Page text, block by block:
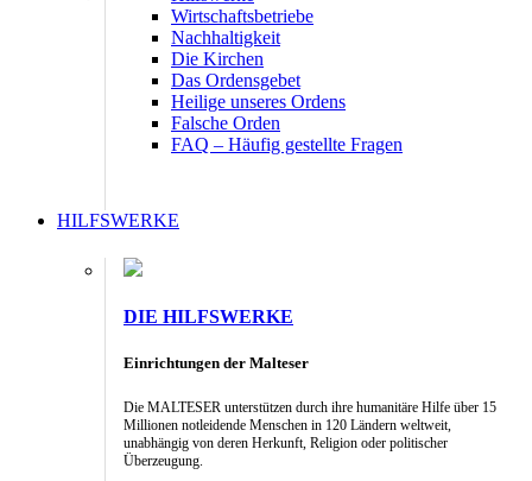
Wirtschaftsbetriebe
Nachhaltigkeit
Die Kirchen
Das Ordensgebet
Heilige unseres Ordens
Falsche Orden
FAQ – Häufig gestellte Fragen
HILFSWERKE
DIE HILFSWERKE
Einrichtungen der Malteser
Die MALTESER unterstützen durch ihre humanitäre Hilfe über 15
Millionen notleidende Menschen in 120 Ländern weltweit,
unabhängig von deren Herkunft, Religion oder politischer
Überzeugung.